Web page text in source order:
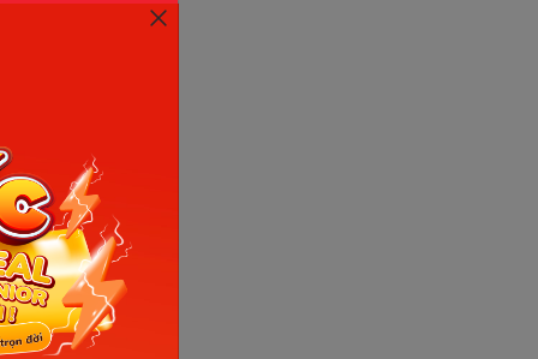
với hệ
ngữ
Đây
non và
kiến
trong